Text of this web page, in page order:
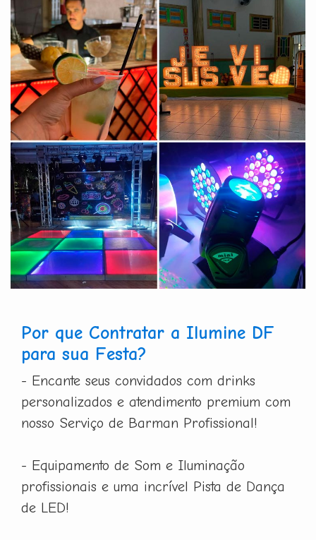
Por que Contratar a Ilumine DF
para sua Festa?
- Encante seus convidados com drinks
personalizados e atendimento premium com
nosso Serviço de Barman Profissional!
- Equipamento de Som e Iluminação
profissionais e uma incrível Pista de Dança
de LED!